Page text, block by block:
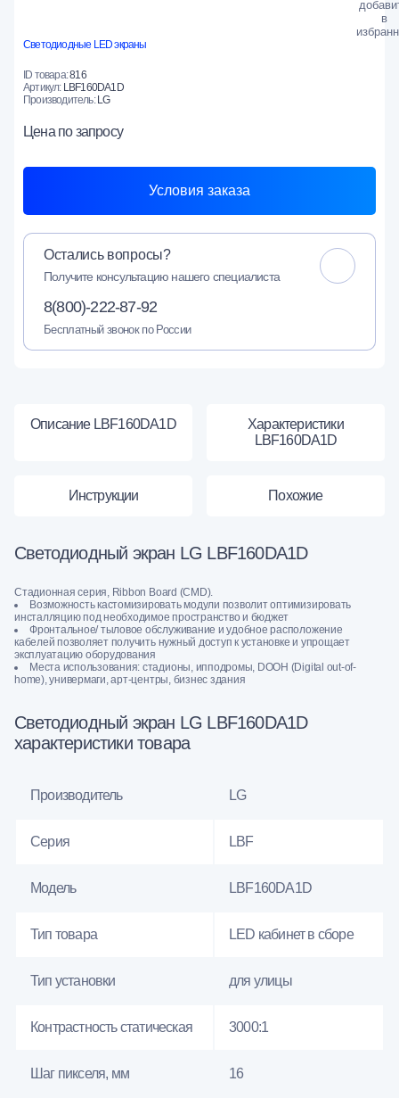
Светодиодные LED экраны
ID товара:816
Артикул: LBF160DA1D
Производитель: LG
Цена по запросу
Условия заказа
Остались вопросы?
Получите консультацию нашего специалиста
8(800)-222-87-92
Бесплатный звонок по России
Описание LBF160DA1D
Характеристики
LBF160DA1D
Инструкции Похожие
Светодиодный экран LG LBF160DA1D
Стадионная серия, Ribbon Board (CMD).
Возможность кастомизировать модули позволит оптимизировать
инсталляцию под необходимое пространство и бюджет
Фронтальное/ тыловое обслуживание и удобное расположение
кабелей позволяет получить нужный доступ к установке и упрощает
эксплуатацию оборудования
Места использования: стадионы, ипподромы, DOOH (Digital out-of-
home), универмаги, арт-центры, бизнес здания
Светодиодный экран LG LBF160DA1D
характеристики товара
Производитель LG
Серия LBF
Модель LBF160DA1D
Тип товара LED кабинет в сборе
Тип установки для улицы
Контрастность статическая 3000:1
Шаг пикселя, мм 16